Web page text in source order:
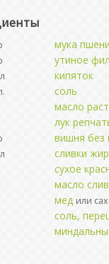
мука
утиное
кипяток
соль
масло
лук
вишня без
сливки
сухое
масло
мед или
соль,